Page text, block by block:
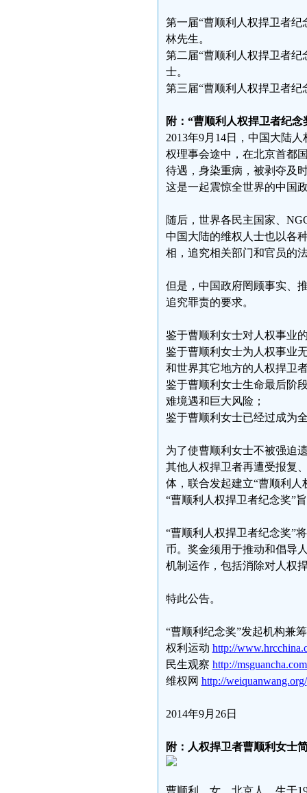
第一届“曹顺利人权捍卫者纪
林先生。
第二届“曹顺利人权捍卫者纪
士。
第三届“曹顺利人权捍卫者纪
附：“曹顺利人权捍卫者纪念
2013年9月14日，中国大陆
权理事会途中，在北京首都
待遇，身染重病，被剥夺及
这是一起震惊全世界的中国
随后，世界各民主国家、
中国大陆的维权人士也以各
相，追究相关部门和官员的
但是，中国政府罔顾事实、
追究罪责的要求。
鉴于曹顺利女士对人权事业
鉴于曹顺利女士为人权事业
和世界其它地方的人权捍卫
鉴于曹顺利女士生命最后阶
难境遇和巨大风险；
鉴于曹顺利女士已经过成为
为了使曹顺利女士不被强迫
其他人权捍卫者再遭受报复
体，联合发起建立“曹顺利人
“曹顺利人权捍卫者纪念奖”
“曹顺利人权捍卫者纪念奖”
币。奖金须用于推动和倡导
机制运作，包括消除对人权
特此公告。
“曹顺利纪念奖”发起机构兼
权利运动 http://
民生观察 http://
维权网 http://weiquanwang.org/
2014年9月26日
附：人权捍卫者曹顺利女士
曹顺利，女，北京人，生于